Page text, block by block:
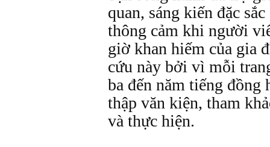
quan, sáng kiến đặc
thông cảm khi người
giờ khan hiếm của gia
cứu này bởi vì mỗi
ba đến năm tiếng đồng
thập văn kiện, tham
và thực hiện.